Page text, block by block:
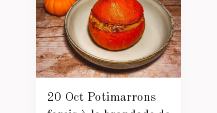
20 Oct Potimarrons